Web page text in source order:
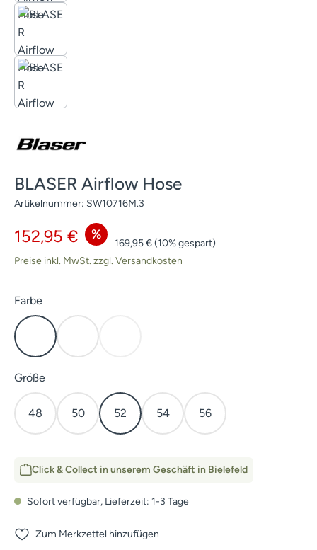
BLASER Airflow Hose
Artikelnummer: SW10716M.3
Verkaufspreis:
152,95 € %
Regulärer Preis:
169,95 €(10% gespart)
Preise inkl. MwSt. zzgl. Versandkosten
Farbeauswählen
Kaper Dunkel Oliv
Größeauswählen
48 50 52 54 56
Click & Collect in unserem Geschäft in Bielefeld
Sofort verfügbar, Lieferzeit: 1-3 Tage
Zum Merkzettel hinzufügen